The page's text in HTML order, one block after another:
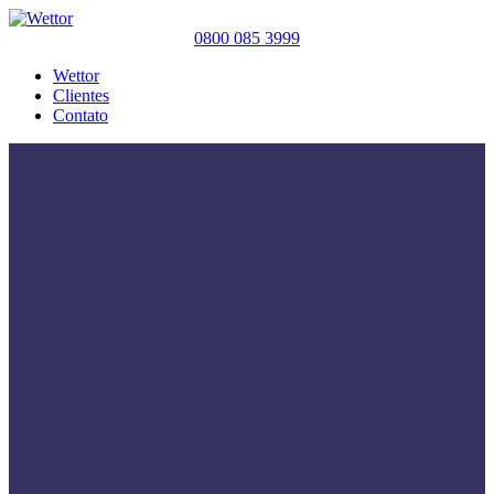
0800 085 3999
Wettor
Clientes
Contato